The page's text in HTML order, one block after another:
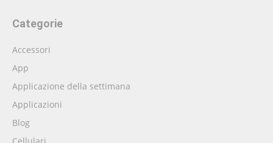
Categorie
Accessori
App
Applicazione della settimana
Applicazioni
Blog